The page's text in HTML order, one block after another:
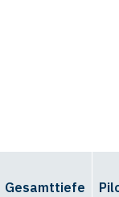
Gesamttiefe